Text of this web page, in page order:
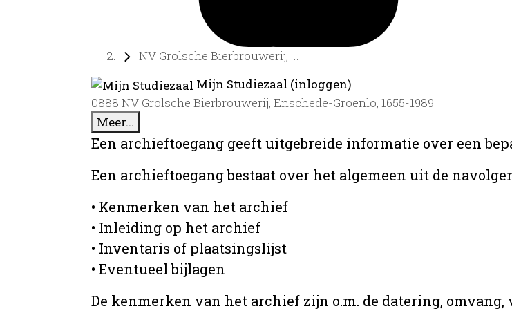
NV Grolsche Bierbrouwerij, ...
Mijn Studiezaal (inloggen)
0888 NV Grolsche Bierbrouwerij, Enschede-Groenlo, 1655-1989
Meer...
Een archieftoegang geeft uitgebreide informatie over een
Een archieftoegang bestaat over het algemeen uit de
• Kenmerken van het archief
• Inleiding op het archief
• Inventaris of plaatsingslijst
• Eventueel bijlagen
De kenmerken van het archief zijn o.m. de datering,